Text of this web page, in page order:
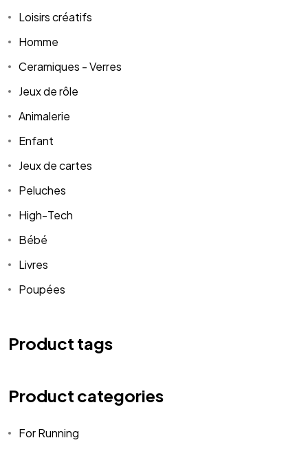
Loisirs créatifs
Homme
Ceramiques - Verres
Jeux de rôle
Animalerie
Enfant
Jeux de cartes
Peluches
High-Tech
Bébé
Livres
Poupées
Product tags
Product categories
For Running